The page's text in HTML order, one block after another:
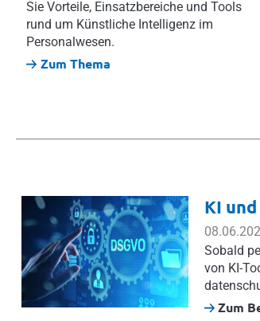
Sie Vorteile, Einsatzbereiche und Tools
rund um Künstliche Intelligenz im
Personalwesen.
Zum Thema
KI
Sobald
von KI-
Zum